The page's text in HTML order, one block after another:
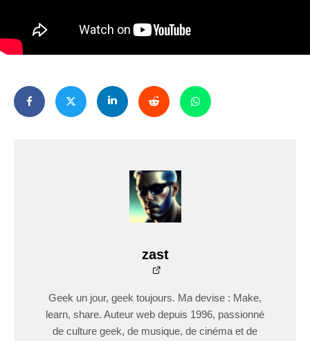
zast
Geek un jour, geek toujours. Ma devise : Make,
learn, share. Auteur web depuis 1996, passionné
de culture geek, de musique, de cinéma et de